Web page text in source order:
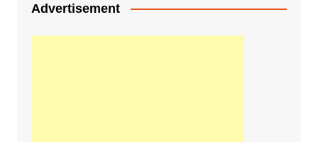
Advertisement